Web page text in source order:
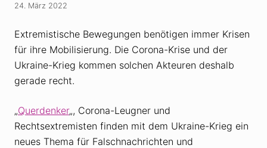
24. März 2022
Extremistische Bewegungen benötigen immer Krisen
für ihre Mobilisierung. Die Corona-Krise und der
Ukraine-Krieg kommen solchen Akteuren deshalb
gerade recht.
„Querdenker„, Corona-Leugner und
Rechtsextremisten finden mit dem Ukraine-Krieg ein
neues Thema für Falschnachrichten und